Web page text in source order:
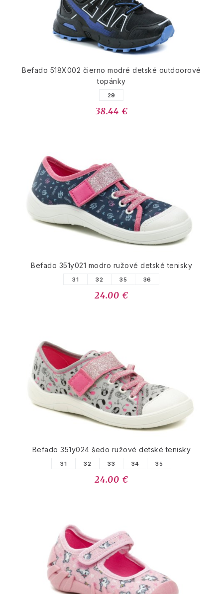
Befado 518X002 čierno modré detské outdoorové
topánky
29
38.44 €
Befado 351y021 modro ružové detské tenisky
31 32 35 36
24.00 €
Befado 351y024 šedo ružové detské tenisky
31 32 33 34 35
24.00 €